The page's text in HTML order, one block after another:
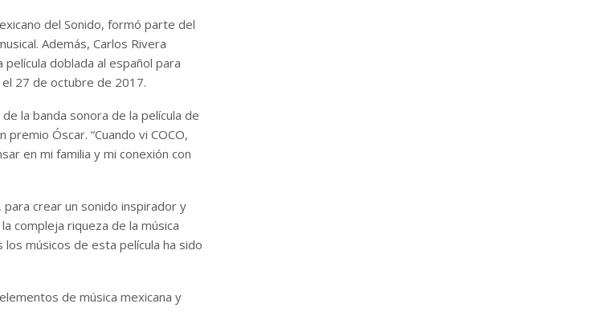
del Sonido, formó parte del
Además, Carlos Rivera
doblada al español para
el 27 de octubre de 2017.
la banda sonora de la película de
premio Óscar. “Cuando vi COCO,
en mi familia y mi conexión con
para crear un sonido inspirador y
compleja riqueza de la música
los músicos de esta película ha sido
de música mexicana y